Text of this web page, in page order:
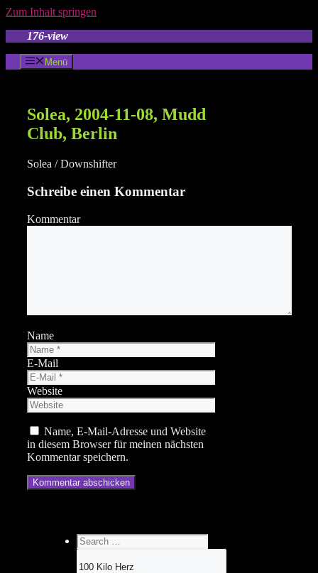
Zum Inhalt springen
176-view
Menü
Solea, 2004-11-08, Mudd
Club, Berlin
Solea / Downshifter
Schreibe einen Kommentar
Kommentar
Name
E-Mail
Website
Name, E-Mail-Adresse und Website
in diesem Browser für meinen nächsten
Kommentar speichern.